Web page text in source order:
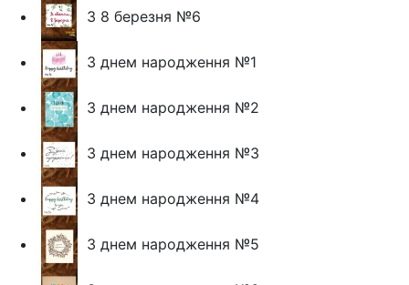
З 8 березня №6
З днем народження №1
З днем народження №2
З днем народження №3
З днем народження №4
З днем народження №5